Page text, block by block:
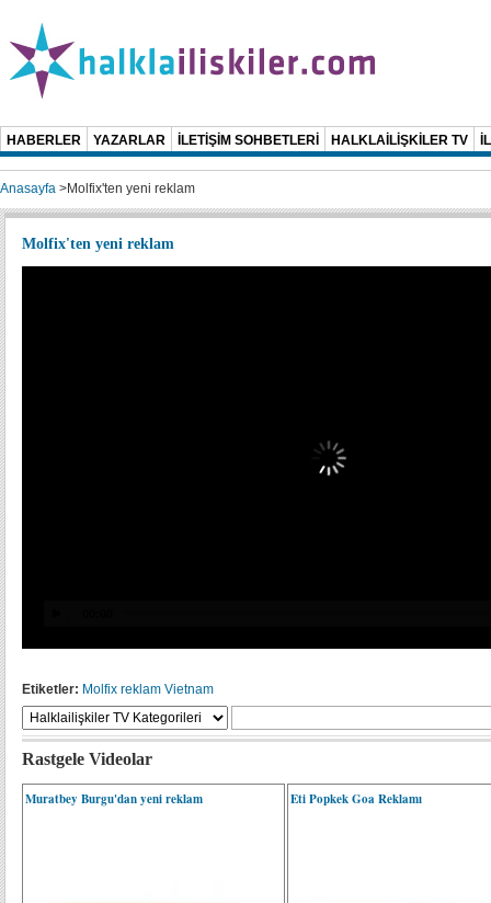
HABERLER YAZARLAR İLETİŞİM SOHBETLERİ HALKLAİLİŞKİLER TV
Anasayfa >Molfix'ten yeni reklam
Molfix'ten yeni reklam
Etiketler: Molfix reklam Vietnam
Rastgele Videolar
Muratbey Burgu'dan yeni reklam Eti Popkek Goa Reklamı